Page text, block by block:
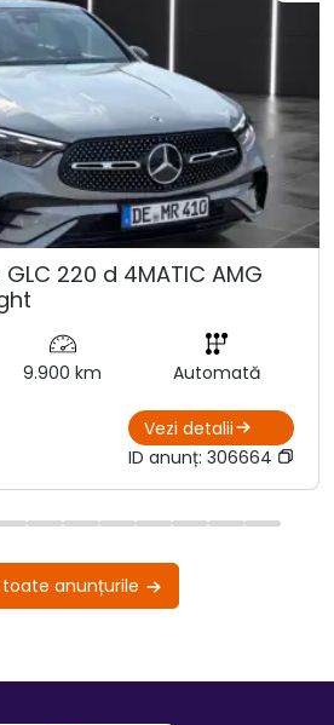
220 d 4MATIC AMG
9.900 km Automată
Vezi detalii
ID anunț: 306664
toate anunțurile